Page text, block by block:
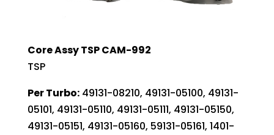
Core Assy TSP CAM-992
TSP
Per Turbo:49131-08210, 49131-05100, 49131-
05101, 49131-05110, 49131-05111, 49131-05150,
49131-05151, 49131-05160, 59131-05161, 1401-